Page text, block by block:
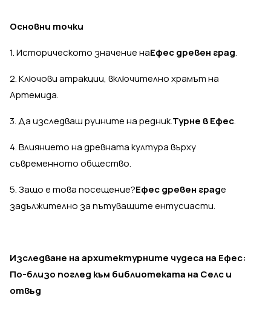
Основни точки
1. Историческото значение наЕфес древен град.
2. Ключови атракции, включително храмът на
Артемида.
3. Да изследваш руините на редник.Турне в Ефес.
4. Влиянието на древната култура върху
съвременното общество.
5. Защо е това посещение?Ефес древен граде
задължително за пътуващите ентусиасти.
Изследване на архитектурните чудеса на Ефес:
По-близо поглед към библиотеката на Селс и
отвъд